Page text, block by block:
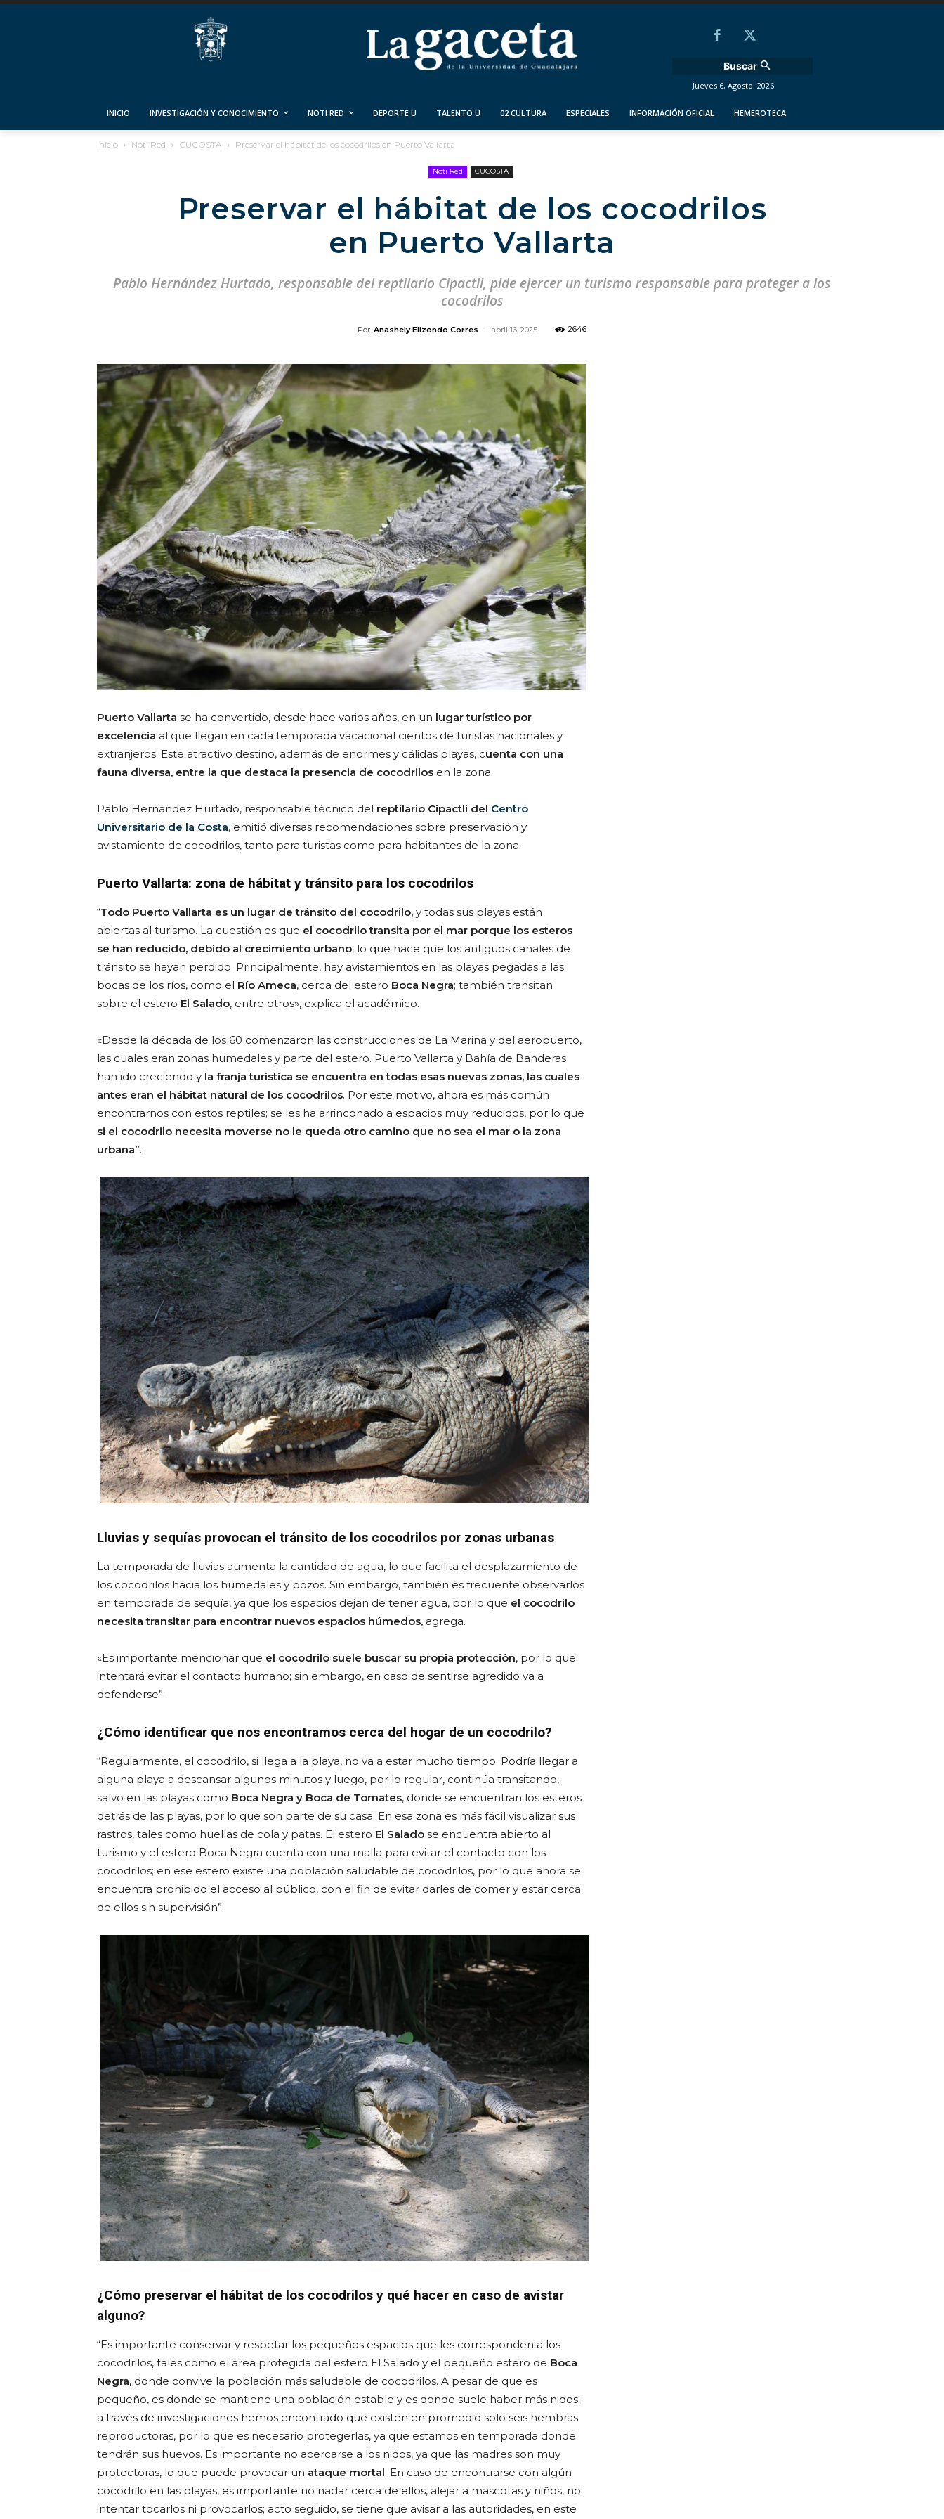
Buscar
Jueves 6, Agosto, 2026
INICIO INVESTIGACIÓN Y CONOCIMIENTO NOTI RED DEPORTE U TALENTO U 02 CULTURA ESPECIALES INFORMACIÓN OFICIAL HEMEROTECA
Inicio Noti Red CUCOSTA Preservar el hábitat de los cocodrilos en Puerto Vallarta
Noti Red CUCOSTA
Preservar el hábitat de los cocodrilos
en Puerto Vallarta
Pablo Hernández Hurtado, responsable del reptilario Cipactli, pide ejercer un turismo responsable para proteger a los
cocodrilos
Por Anashely Elizondo Corres - abril 16, 2025 2646
Puerto Vallarta se ha convertido, desde hace varios años, en un lugar turístico por
excelencia al que llegan en cada temporada vacacional cientos de turistas nacionales y
extranjeros. Este atractivo destino, además de enormes y cálidas playas, cuenta con una
fauna diversa, entre la que destaca la presencia de cocodrilos en la zona.
Pablo Hernández Hurtado, responsable técnico del reptilario Cipactli del Centro
Universitario de la Costa, emitió diversas recomendaciones sobre preservación y
avistamiento de cocodrilos, tanto para turistas como para habitantes de la zona.
Puerto Vallarta: zona de hábitat y tránsito para los cocodrilos
“Todo Puerto Vallarta es un lugar de tránsito del cocodrilo, y todas sus playas están
abiertas al turismo. La cuestión es que el cocodrilo transita por el mar porque los esteros
se han reducido, debido al crecimiento urbano, lo que hace que los antiguos canales de
tránsito se hayan perdido. Principalmente, hay avistamientos en las playas pegadas a las
bocas de los ríos, como el Río Ameca, cerca del estero Boca Negra; también transitan
sobre el estero El Salado, entre otros», explica el académico.
«Desde la década de los 60 comenzaron las construcciones de La Marina y del aeropuerto,
las cuales eran zonas humedales y parte del estero. Puerto Vallarta y Bahía de Banderas
han ido creciendo y la franja turística se encuentra en todas esas nuevas zonas, las cuales
antes eran el hábitat natural de los cocodrilos. Por este motivo, ahora es más común
encontrarnos con estos reptiles; se les ha arrinconado a espacios muy reducidos, por lo que
si el cocodrilo necesita moverse no le queda otro camino que no sea el mar o la zona
urbana”.
Lluvias y sequías provocan el tránsito de los cocodrilos por zonas urbanas
La temporada de lluvias aumenta la cantidad de agua, lo que facilita el desplazamiento de
los cocodrilos hacia los humedales y pozos. Sin embargo, también es frecuente observarlos
en temporada de sequía, ya que los espacios dejan de tener agua, por lo que el cocodrilo
necesita transitar para encontrar nuevos espacios húmedos, agrega.
«Es importante mencionar que el cocodrilo suele buscar su propia protección, por lo que
intentará evitar el contacto humano; sin embargo, en caso de sentirse agredido va a
defenderse”.
¿Cómo identificar que nos encontramos cerca del hogar de un cocodrilo?
“Regularmente, el cocodrilo, si llega a la playa, no va a estar mucho tiempo. Podría llegar a
alguna playa a descansar algunos minutos y luego, por lo regular, continúa transitando,
salvo en las playas como Boca Negra y Boca de Tomates, donde se encuentran los esteros
detrás de las playas, por lo que son parte de su casa. En esa zona es más fácil visualizar sus
rastros, tales como huellas de cola y patas. El estero El Salado se encuentra abierto al
turismo y el estero Boca Negra cuenta con una malla para evitar el contacto con los
cocodrilos; en ese estero existe una población saludable de cocodrilos, por lo que ahora se
encuentra prohibido el acceso al público, con el fin de evitar darles de comer y estar cerca
de ellos sin supervisión”.
¿Cómo preservar el hábitat de los cocodrilos y qué hacer en caso de avistar
alguno?
“Es importante conservar y respetar los pequeños espacios que les corresponden a los
cocodrilos, tales como el área protegida del estero El Salado y el pequeño estero de Boca
Negra, donde convive la población más saludable de cocodrilos. A pesar de que es
pequeño, es donde se mantiene una población estable y es donde suele haber más nidos;
a través de investigaciones hemos encontrado que existen en promedio solo seis hembras
reproductoras, por lo que es necesario protegerlas, ya que estamos en temporada donde
tendrán sus huevos. Es importante no acercarse a los nidos, ya que las madres son muy
protectoras, lo que puede provocar un ataque mortal. En caso de encontrarse con algún
cocodrilo en las playas, es importante no nadar cerca de ellos, alejar a mascotas y niños, no
intentar tocarlos ni provocarlos; acto seguido, se tiene que avisar a las autoridades, en este